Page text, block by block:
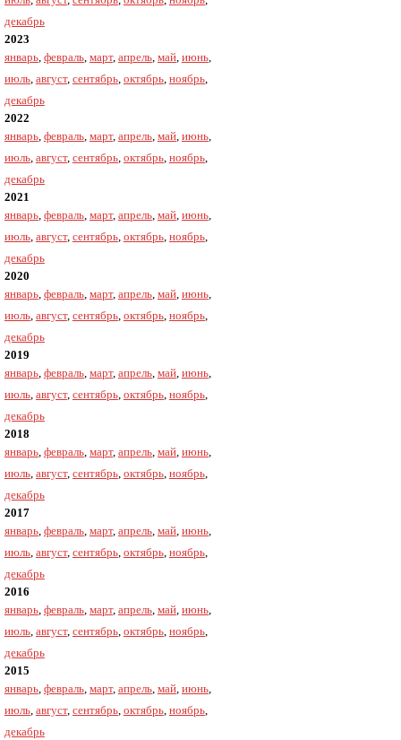
декабрь
2023
январь, февраль, март, апрель, май, июнь,
июль, август, сентябрь, октябрь, ноябрь,
декабрь
2022
январь, февраль, март, апрель, май, июнь,
июль, август, сентябрь, октябрь, ноябрь,
декабрь
2021
январь, февраль, март, апрель, май, июнь,
июль, август, сентябрь, октябрь, ноябрь,
декабрь
2020
январь, февраль, март, апрель, май, июнь,
июль, август, сентябрь, октябрь, ноябрь,
декабрь
2019
январь, февраль, март, апрель, май, июнь,
июль, август, сентябрь, октябрь, ноябрь,
декабрь
2018
январь, февраль, март, апрель, май, июнь,
июль, август, сентябрь, октябрь, ноябрь,
декабрь
2017
январь, февраль, март, апрель, май, июнь,
июль, август, сентябрь, октябрь, ноябрь,
декабрь
2016
январь, февраль, март, апрель, май, июнь,
июль, август, сентябрь, октябрь, ноябрь,
декабрь
2015
январь, февраль, март, апрель, май, июнь,
июль, август, сентябрь, октябрь, ноябрь,
декабрь